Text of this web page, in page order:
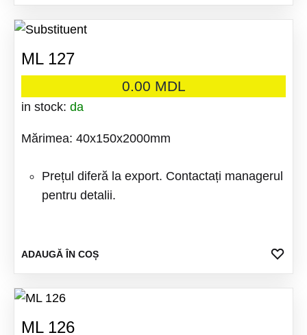
ML 127
0.00 MDL
in stock: da
Mărimea: 40x150x2000mm
Prețul diferă la export. Contactați managerul
pentru detalii.
ADAUGĂ ÎN COȘ
ML 126